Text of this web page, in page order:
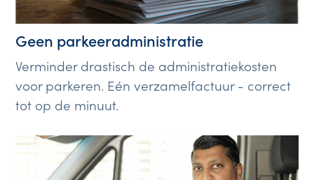
Geen parkeeradministratie
Verminder drastisch de administratiekosten
voor parkeren. Eén verzamelfactuur - correct
tot op de minuut.